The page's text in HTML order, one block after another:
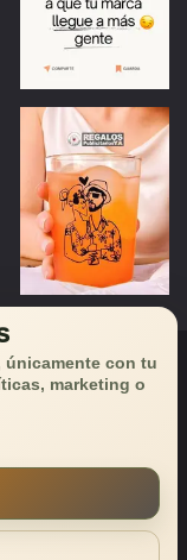
únicamente con tu
marketing o